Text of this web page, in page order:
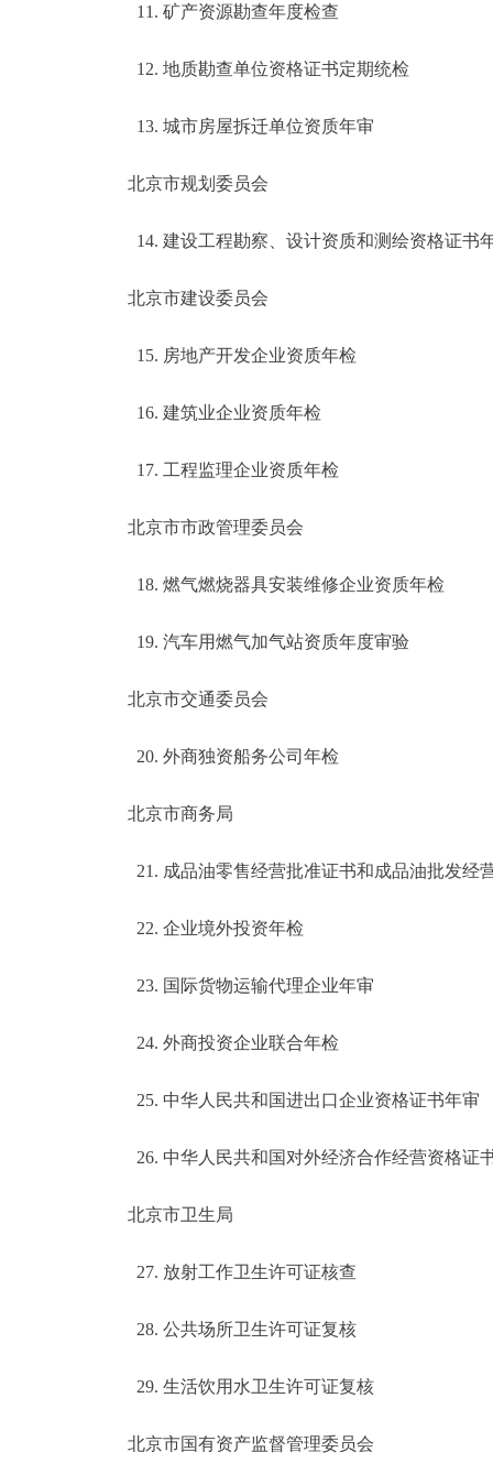
11. 矿产资源勘查年度检查
12. 地质勘查单位资格证书定期统检
13. 城市房屋拆迁单位资质年审
北京市规划委员会
14. 建设工程勘察、设计资质和测绘资格证书
北京市建设委员会
15. 房地产开发企业资质年检
16. 建筑业企业资质年检
17. 工程监理企业资质年检
北京市市政管理委员会
18. 燃气燃烧器具安装维修企业资质年检
19. 汽车用燃气加气站资质年度审验
北京市交通委员会
20. 外商独资船务公司年检
北京市商务局
21. 成品油零售经营批准证书和成品油批发经
22. 企业境外投资年检
23. 国际货物运输代理企业年审
24. 外商投资企业联合年检
25. 中华人民共和国进出口企业资格证书年审
26. 中华人民共和国对外经济合作经营资格证
北京市卫生局
27. 放射工作卫生许可证核查
28. 公共场所卫生许可证复核
29. 生活饮用水卫生许可证复核
北京市国有资产监督管理委员会